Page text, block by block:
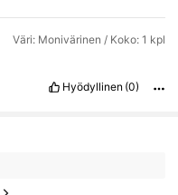
Väri: Monivärinen / Koko: 1 kpl
Hyödyllinen (0)